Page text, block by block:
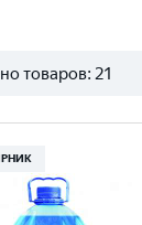
товаров: 21